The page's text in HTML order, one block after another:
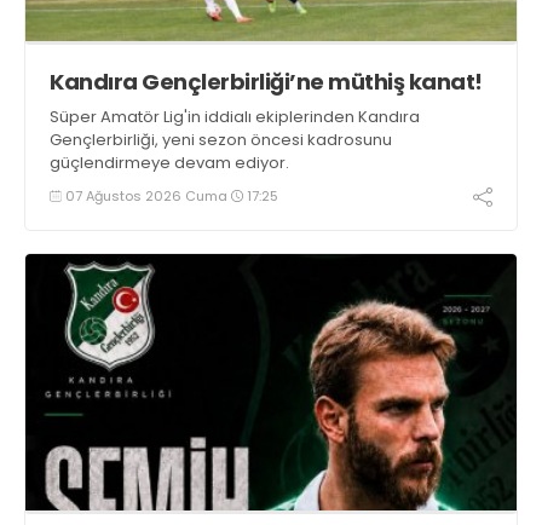
Kandıra Gençlerbirliği’ne müthiş kanat!
Süper Amatör Lig'in iddialı ekiplerinden Kandıra
Gençlerbirliği, yeni sezon öncesi kadrosunu
güçlendirmeye devam ediyor.
07 Ağustos 2026 Cuma 17:25